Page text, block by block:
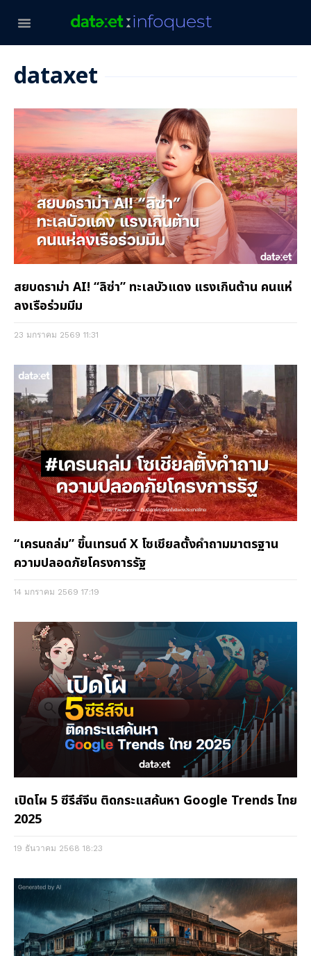
dataxet
สยบดราม่า AI! “ลิซ่า” ทะเลบัวแดง แรงเกินต้าน คนแห่
ลงเรือร่วมมีม
23 มกราคม 2569 11:31
“เครนถล่ม” ขึ้นเทรนด์ X โซเชียลตั้งคำถามมาตรฐาน
ความปลอดภัยโครงการรัฐ
14 มกราคม 2569 17:19
เปิดโผ 5 ซีรีส์จีน ติดกระแสค้นหา Google Trends ไทย
2025
19 ธันวาคม 2568 18:23